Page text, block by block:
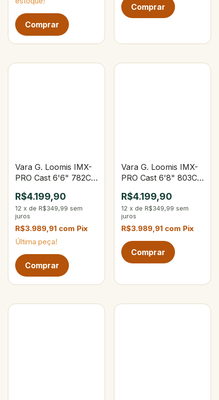
Vara G. Loomis IMX-
PRO Cast 6'6" 782C
R$4.199,90
12 x de R$349,99 sem
juros
R$3.989,91 com Pix
Última peça!
Vara G. Loomis IMX-
PRO Cast 6'8" 803C
R$4.199,90
12 x de R$349,99 sem
juros
R$3.989,91 com Pix